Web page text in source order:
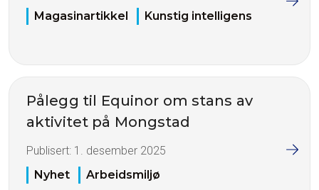
Magasinartikkel
Kunstig intelligens
Pålegg til Equinor om stans av
aktivitet på Mongstad
Publisert: 1. desember 2025
Nyhet
Arbeidsmiljø